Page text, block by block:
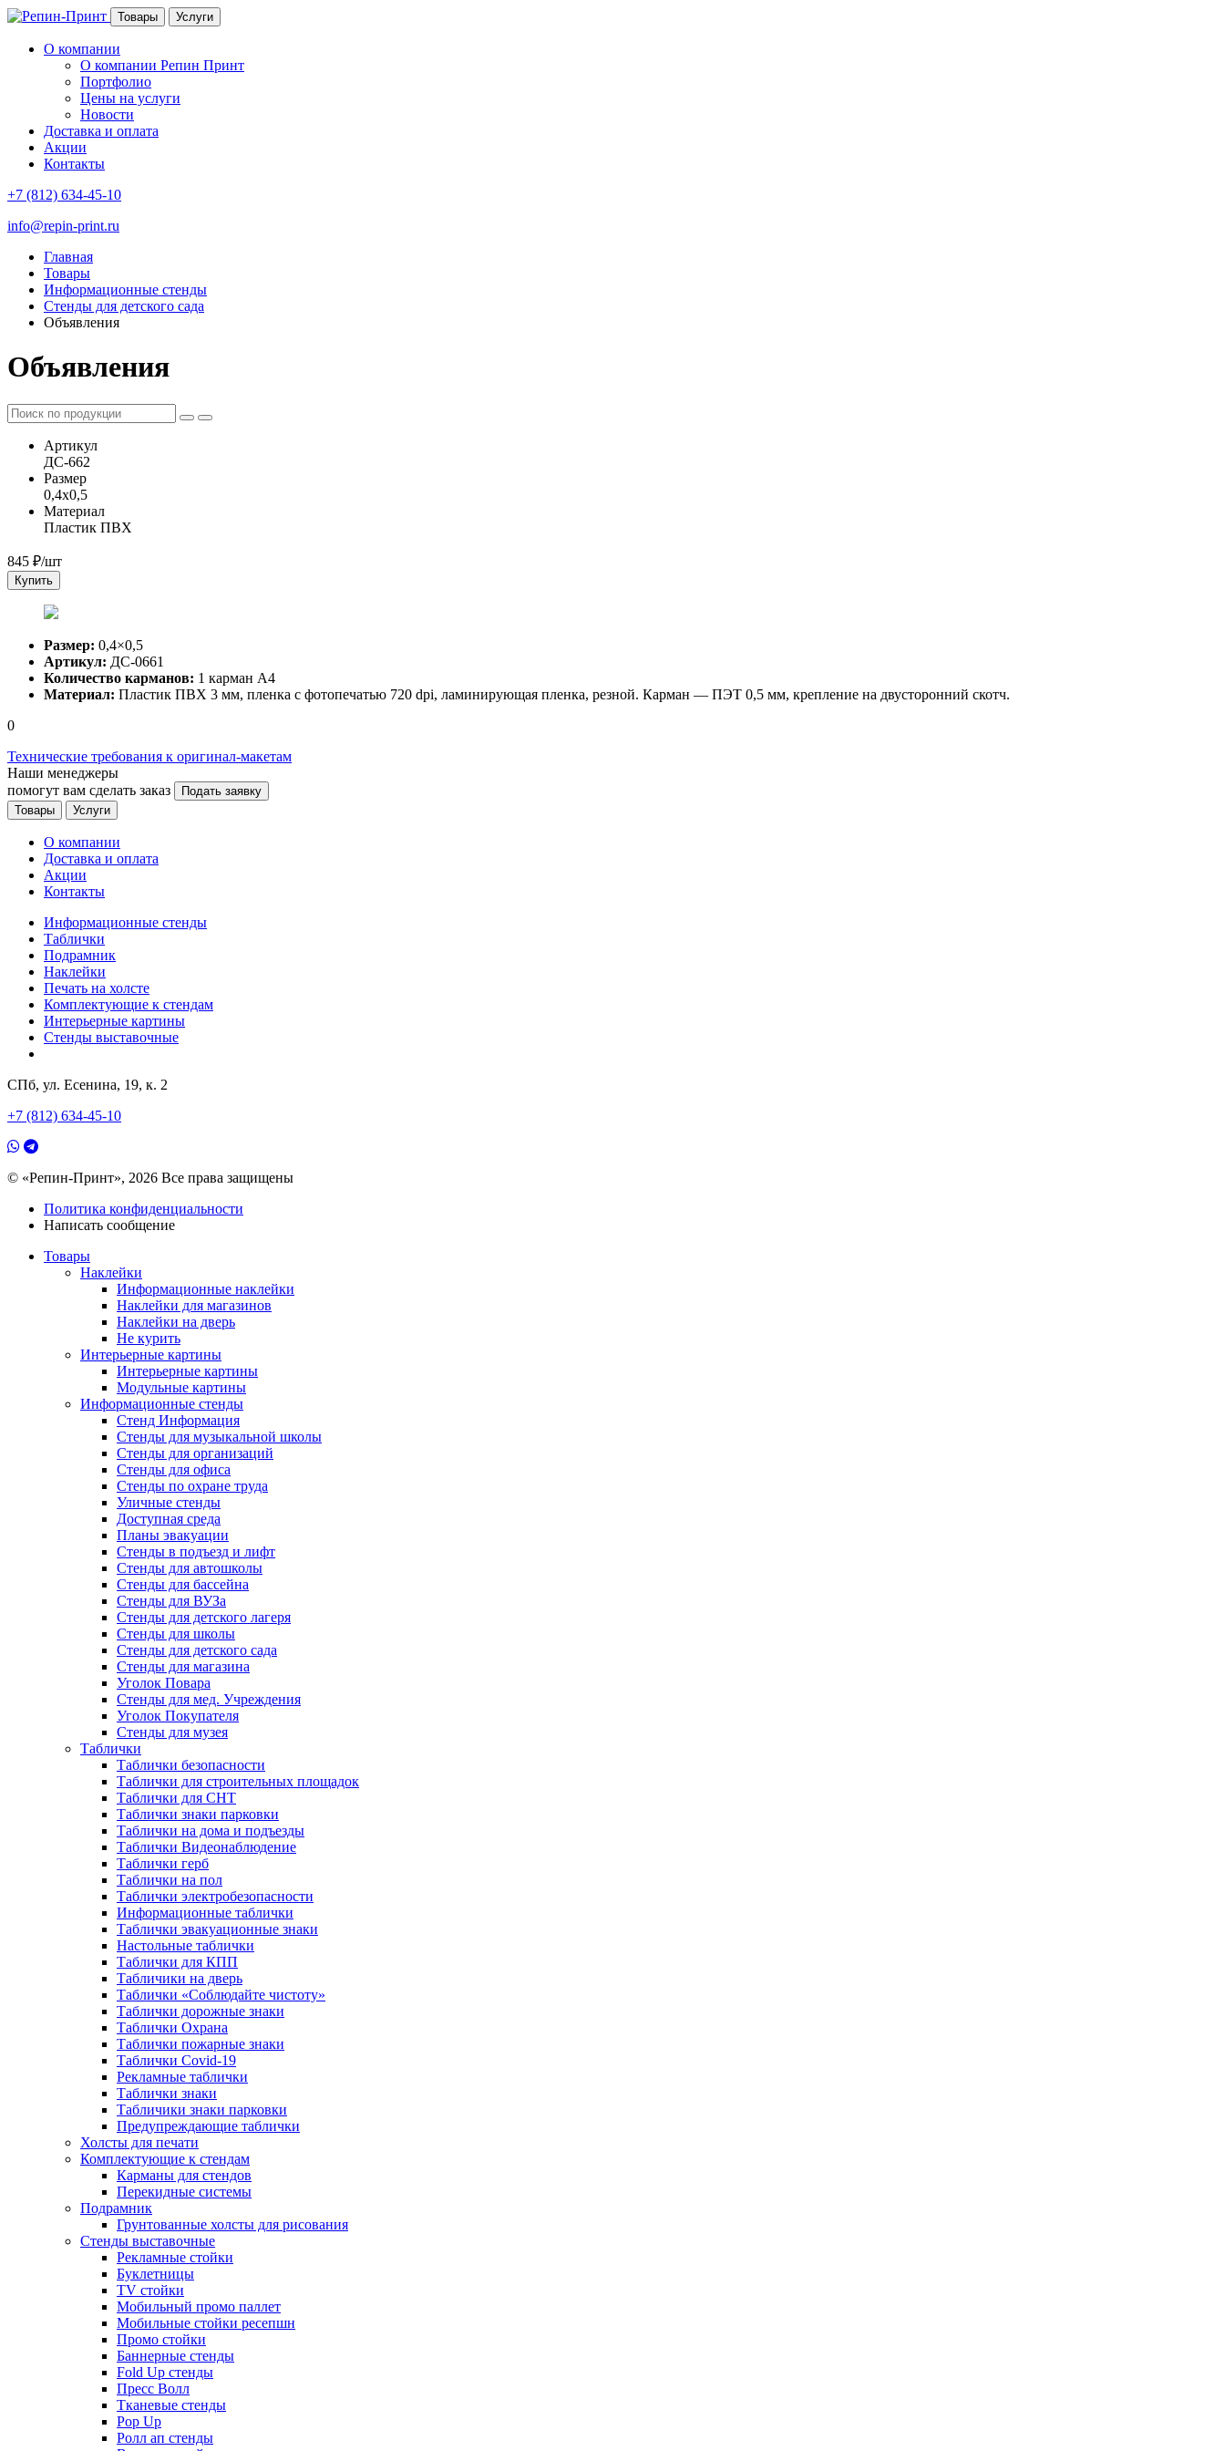
Товары Услуги
О компании
О компании Репин Принт
Портфолио
Цены на услуги
Новости
Доставка и оплата
Акции
Контакты
+7 (812) 634-45-10
info@repin-print.ru
Главная
Товары
Информационные стенды
Стенды для детского сада
Объявления
Объявления
Артикул
ДС-662
Размер
0,4x0,5
Материал
Пластик ПВХ
845 ₽/шт
Купить
Размер: 0,4×0,5
Артикул: ДС-0661
Количество карманов: 1 карман А4
Материал: Пластик ПВХ 3 мм, пленка с фотопечатью 720 dpi, ламинирующая пленка, резной. Карман — ПЭТ 0,5 мм, крепление на двусторонний скотч.
0
Технические требования к оригинал-макетам
Наши менеджеры
помогут вам сделать заказ
Подать заявку
Товары
Услуги
О компании
Доставка и оплата
Акции
Контакты
Информационные стенды
Таблички
Подрамник
Наклейки
Печать на холсте
Комплектующие к стендам
Интерьерные картины
Стенды выставочные
СПб, ул. Есенина, 19, к. 2
+7 (812) 634-45-10
© «Репин-Принт», 2026 Все права защищены
Политика конфиденциальности
Написать сообщение
Товары
Наклейки
Информационные наклейки
Наклейки для магазинов
Наклейки на дверь
Не курить
Интерьерные картины
Интерьерные картины
Модульные картины
Информационные стенды
Стенд Информация
Стенды для музыкальной школы
Стенды для организаций
Стенды для офиса
Стенды по охране труда
Уличные стенды
Доступная среда
Планы эвакуации
Стенды в подъезд и лифт
Стенды для автошколы
Стенды для бассейна
Стенды для ВУЗа
Стенды для детского лагеря
Стенды для школы
Стенды для детского сада
Стенды для магазина
Уголок Повара
Стенды для мед. Учреждения
Уголок Покупателя
Стенды для музея
Таблички
Таблички безопасности
Таблички для строительных площадок
Таблички для СНТ
Таблички знаки парковки
Таблички на дома и подъезды
Таблички Видеонаблюдение
Таблички герб
Таблички на пол
Таблички электробезопасности
Информационные таблички
Таблички эвакуационные знаки
Настольные таблички
Таблички для КПП
Табличики на дверь
Таблички «Соблюдайте чистоту»
Таблички дорожные знаки
Таблички Охрана
Таблички пожарные знаки
Таблички Covid-19
Рекламные таблички
Таблички знаки
Табличики знаки парковки
Предупреждающие таблички
Холсты для печати
Комплектующие к стендам
Карманы для стендов
Перекидные системы
Подрамник
Грунтованные холсты для рисования
Стенды выставочные
Рекламные стойки
Буклетницы
TV стойки
Мобильный промо паллет
Мобильные стойки ресепшн
Промо стойки
Баннерные стенды
Fold Up стенды
Пресс Волл
Тканевые стенды
Pop Up
Ролл ап стенды